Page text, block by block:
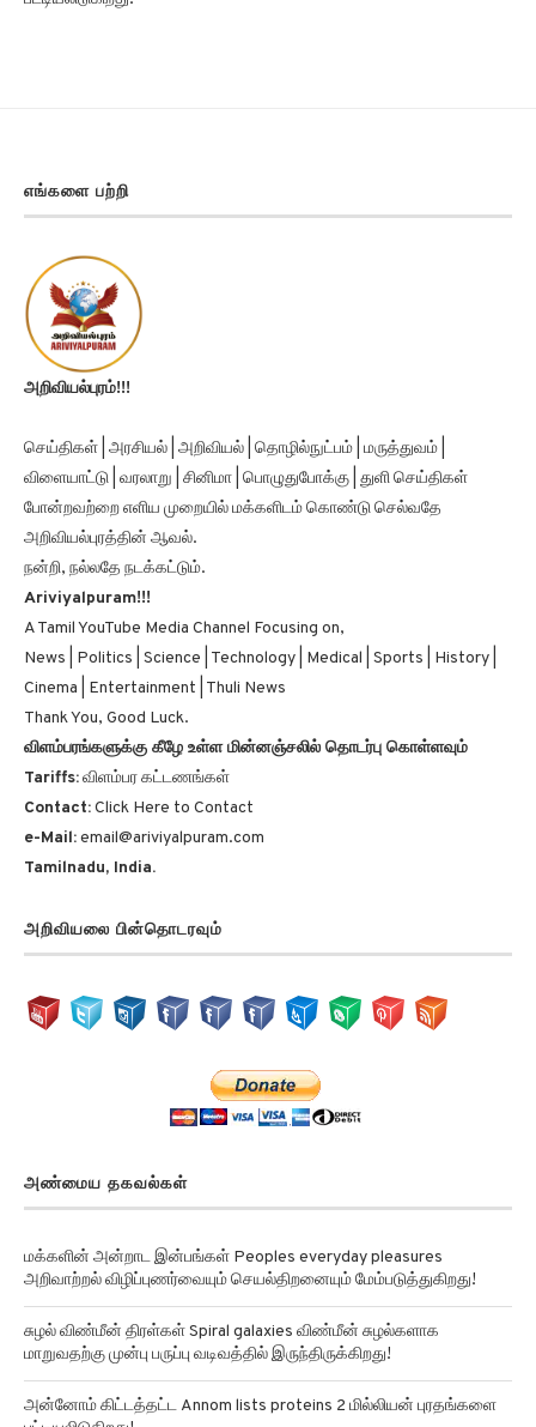
எங்களை பற்றி
அறிவியல்புரம்!!!
செய்திகள் | அரசியல் | அறிவியல் | தொழில்நுட்பம் | மருத்துவம் |
விளையாட்டு | வரலாறு | சினிமா | பொழுதுபோக்கு | துளி செய்திகள்
போன்றவற்றை எளிய முறையில் மக்களிடம் கொண்டு செல்வதே
அறிவியல்புரத்தின் ஆவல்.
நன்றி, நல்லதே நடக்கட்டும்.
Ariviyalpuram!!!
A Tamil YouTube Media Channel Focusing on,
News | Politics | Science | Technology | Medical | Sports | History |
Cinema | Entertainment | Thuli News
Thank You, Good Luck.
விளம்பரங்களுக்கு கீழே உள்ள மின்னஞ்சலில் தொடர்பு கொள்ளவும்
Tariffs:விளம்பர கட்டணங்கள்
Contact:Click Here to Contact
e-Mail:email@ariviyalpuram.com
Tamilnadu, India.
அறிவியலை பின்தொடரவும்
அண்மைய தகவல்கள்
மக்களின் அன்றாட இன்பங்கள் Peoples everyday pleasures
அறிவாற்றல் விழிப்புணர்வையும் செயல்திறனையும் மேம்படுத்துகிறது!
சுழல் விண்மீன் திரள்கள் Spiral galaxies விண்மீன் சுழல்களாக
மாறுவதற்கு முன்பு பருப்பு வடிவத்தில் இருந்திருக்கிறது!
அன்னோம் கிட்டத்தட்ட Annom lists proteins 2 மில்லியன் புரதங்களை